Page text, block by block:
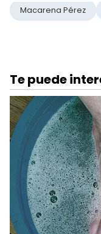
Macarena Pérez